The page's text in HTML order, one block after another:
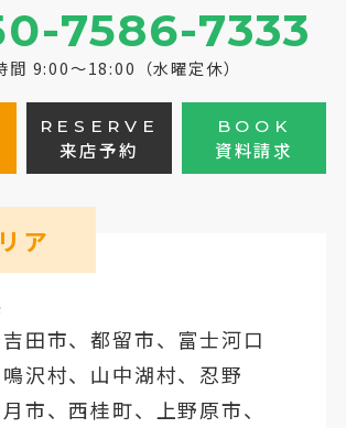
7586-7333
間 9:00～18:00（水曜定休）
RESERVE
来店予約
BOOK
資料請求
ア
田市、都留市、 富士河口
沢村、山中湖村、忍野
市、西桂町、上野原市、